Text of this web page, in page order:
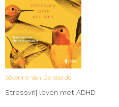
Séverine Van De Voorde
Stressvrij leven met ADHD